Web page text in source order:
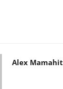
Alex Mamahit